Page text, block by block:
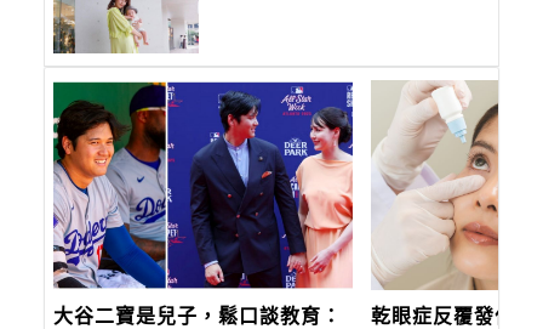
大谷二寶是兒子，鬆口談教育：
乾眼症反覆發作好